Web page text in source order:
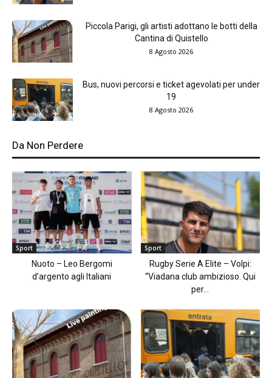
Piccola Parigi, gli artisti adottano le botti della
Cantina di Quistello
8 Agosto 2026
Bus, nuovi percorsi e ticket agevolati per under
19
8 Agosto 2026
Da Non Perdere
Sport
Nuoto – Leo Bergomi
d’argento agli Italiani
Sport
Rugby Serie A Elite – Volpi:
“Viadana club ambizioso. Qui
per...